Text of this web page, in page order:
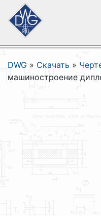
DWG » Скачать »
машиностроение